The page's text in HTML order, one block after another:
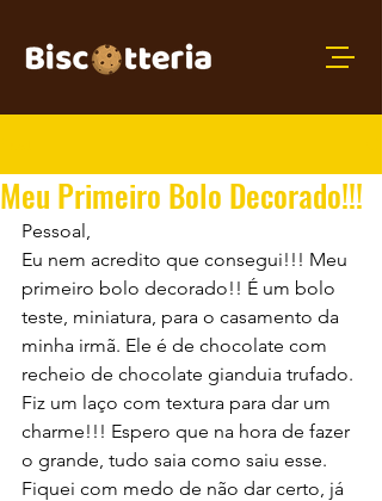
Meu Primeiro Bolo Decorado!!!
Pessoal,
Eu nem acredito que consegui!!! Meu
primeiro bolo decorado!! É um bolo
teste, miniatura, para o casamento da
minha irmã. Ele é de chocolate com
recheio de chocolate gianduia trufado.
Fiz um laço com textura para dar um
charme!!! Espero que na hora de fazer
o grande, tudo saia como saiu esse.
Fiquei com medo de não dar certo, já